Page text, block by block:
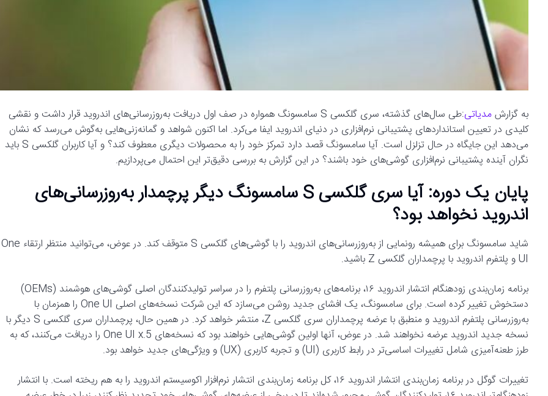
به گزارشمدیاتی
:طی سال‌های گذشته، سری گلکسی S سامسونگ همواره در صف اول دریافت به‌روزرسانی‌های اندروید قرار داشت و نقشی
کلیدی در تعیین استانداردهای پشتیبانی نرم‌افزاری در دنیای اندروید ایفا می‌کرد. اما اکنون شواهد و گمانه‌زنی‌هایی به‌گوش می‌رسد که نشان
می‌دهد این جایگاه در حال تزلزل است. آیا سامسونگ قصد دارد تمرکز خود را به محصولات دیگری معطوف کند؟ و آیا کاربران گلکسی S باید
نگران آینده پشتیبانی نرم‌افزاری گوشی‌های خود باشند؟ در این گزارش به بررسی دقیق‌تر این احتمال می‌پردازیم.
پایان یک دوره: آیا سری گلکسی S سامسونگ دیگر پرچمدار به‌روزرسانی‌های
اندروید نخواهد بود؟
شاید سامسونگ برای همیشه رونمایی از به‌روزرسانی‌های اندروید را با گوشی‌های گلکسی S متوقف کند. در عوض، می‌توانید منتظر ارتقاء One
UI و پلتفرم اندروید با پرچمداران گلکسی Z باشید.
برنامه زمان‌بندی زودهنگام انتشار اندروید ۱۶، برنامه‌های به‌روزرسانی پلتفرم را در سراسر تولیدکنندگان اصلی گوشی‌های هوشمند (OEMs)
دستخوش تغییر کرده است. برای سامسونگ، یک افشای جدید روشن می‌سازد که این شرکت نسخه‌های اصلی One UI را همزمان با
به‌روزرسانی پلتفرم اندروید و منطبق با عرضه پرچمداران سری گلکسی Z، منتشر خواهد کرد. در همین حال، پرچمداران سری گلکسی S دیگر با
نسخه جدید اندروید عرضه نخواهند شد. در عوض، آنها اولین گوشی‌هایی خواهند بود که نسخه‌های One UI x.5 را دریافت می‌کنند، که به
طرز طعنه‌آمیزی شامل تغییرات اساسی‌تر در رابط کاربری (UI) و تجربه کاربری (UX) و ویژگی‌های جدید خواهد بود.
تغییرات گوگل در برنامه زمان‌بندی انتشار اندروید ۱۶، کل برنامه زمان‌بندی انتشار نرم‌افزار اکوسیستم اندروید را به هم ریخته است. با انتشار